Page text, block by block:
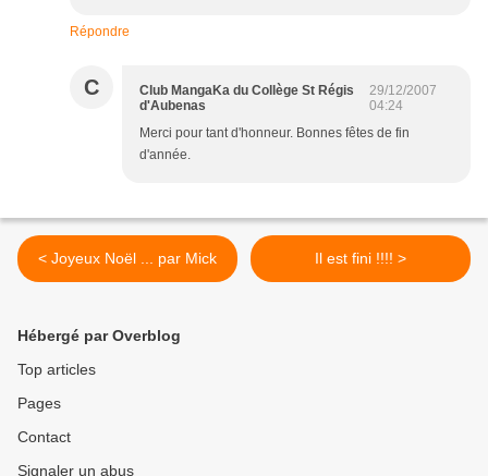
Répondre
C
Club MangaKa du Collège St Régis
d'Aubenas
29/12/2007
04:24
Merci pour tant d'honneur. Bonnes fêtes de fin
d'année.
< Joyeux Noël ... par Mick Il est fini !!!! >
Hébergé par Overblog
Top articles
Pages
Contact
Signaler un abus